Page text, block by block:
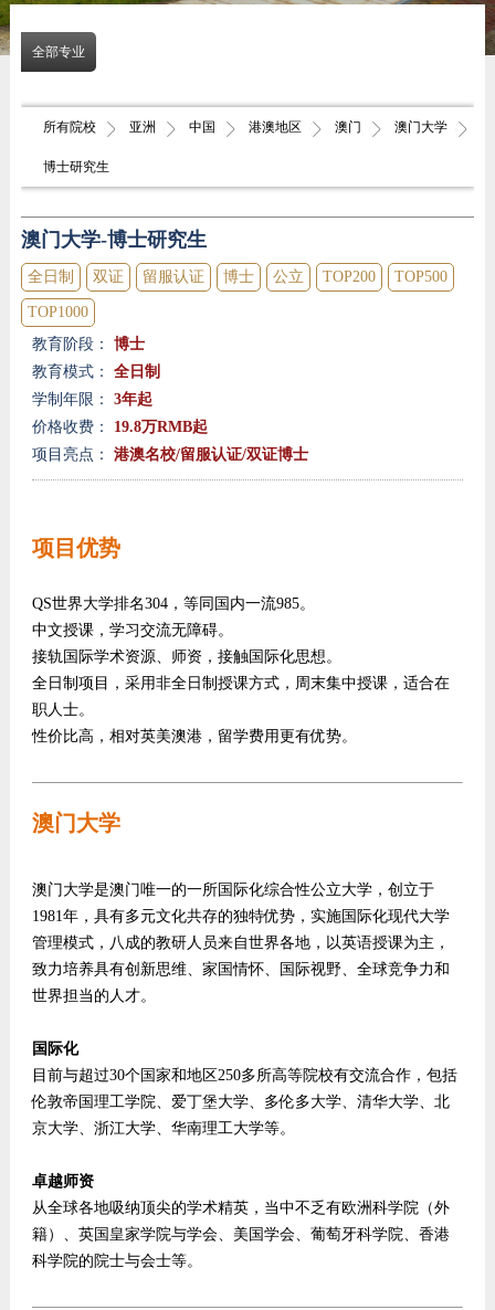
全部专业
所有院校 亚洲 中国 港澳地区 澳门 澳门大学
博士研究生
澳门大学-博士研究生
全日制 双证 留服认证 博士 公立 TOP200 TOP500
TOP1000
教育阶段：
博士
|
教育模式：
全日制
|
学制年限：
3年起
|
价格收费：
19.8万RMB起
项目亮点：
港澳名校/留服认证/双证博士
项目优势
QS世界大学排名304，等同国内一流985。
中文授课，学习交流无障碍。
接轨国际学术资源、师资，接触国际化思想。
全日制项目，采用非全日制授课方式，周末集中授课，适合在
职人士。
性价比高，相对英美澳港，留学费用更有优势。
澳门大学
澳门大学是澳门唯一的一所国际化综合性公立大学，创立于
1981年，具有多元文化共存的独特优势，实施国际化现代大学
管理模式，八成的教研人员来自世界各地，以英语授课为主，
致力培养具有创新思维、家国情怀、国际视野、全球竞争力和
世界担当的人才。
国际化
目前与超过30个国家和地区250多所高等院校有交流合作，包括
伦敦帝国理工学院、爱丁堡大学、多伦多大学、清华大学、北
京大学、浙江大学、华南理工大学等。
卓越师资
从全球各地吸纳顶尖的学术精英，当中不乏有欧洲科学院（外
籍）、英国皇家学院与学会、美国学会、葡萄牙科学院、香港
科学院的院士与会士等。